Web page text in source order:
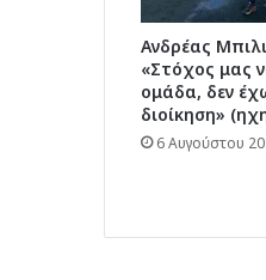
Ανδρέας
«Στόχος μας
ομάδα, δεν
διοίκηση»
6 Αυγούστου